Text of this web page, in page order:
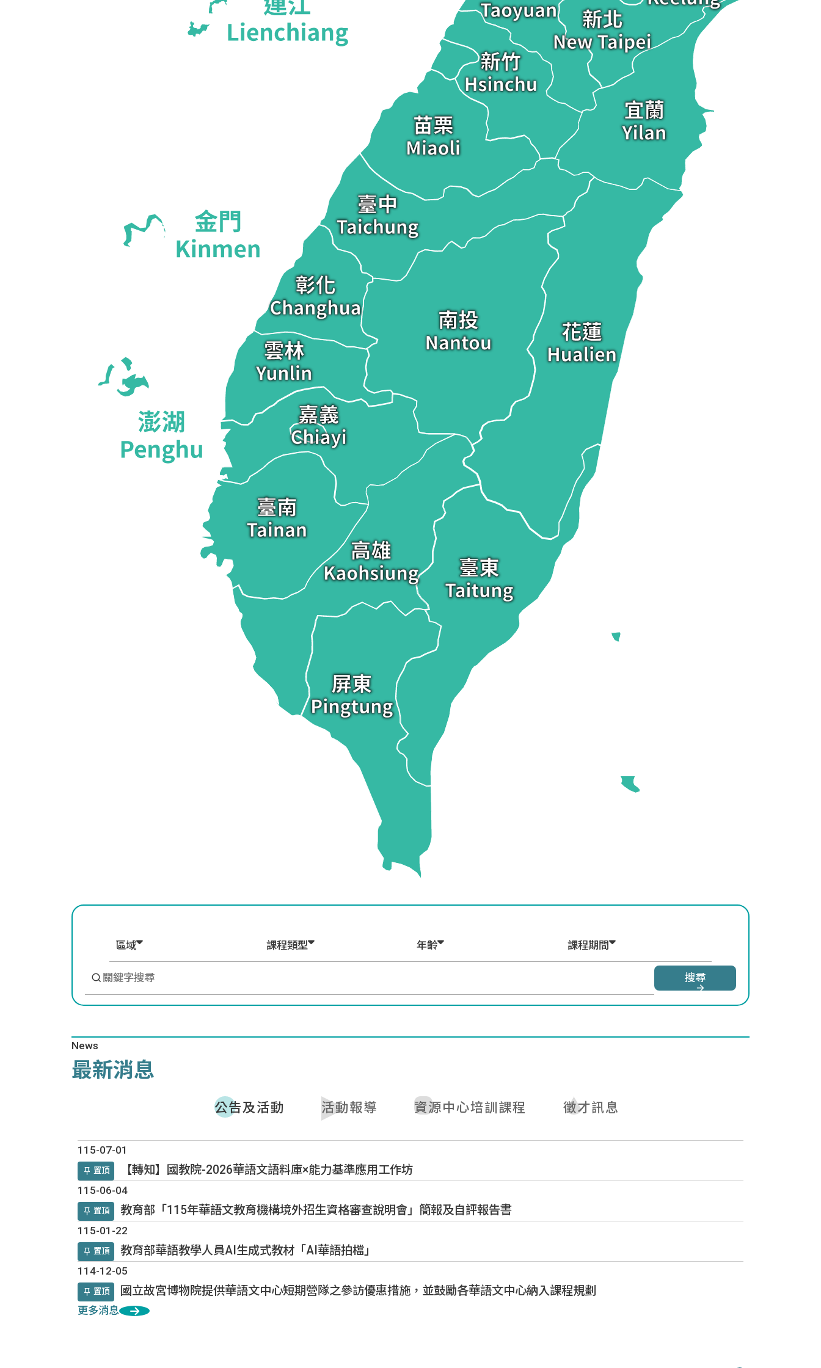
區域 課程類型 年齡 課程期間
搜尋
News
最新消息
公告及活動 活動報導 資源中心培訓課程 徵才訊息
公告及活動
115-07-01
置頂 【轉知】國教院-2026華語文語料庫×能力基準應用工作坊
115-06-04
置頂 教育部「115年華語文教育機構境外招生資格審查說明會」簡報及自評報告書
115-01-22
置頂 教育部華語教學人員AI生成式教材「AI華語拍檔」
114-12-05
置頂 國立故宮博物院提供華語文中心短期營隊之參訪優惠措施，並鼓勵各華語文中心納入課程規劃
更多消息